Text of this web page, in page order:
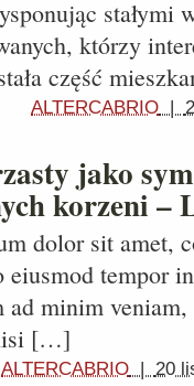
stałymi
którzy
część
ALTERCABRIO |
jako
korzeni –
dolor sit amet,
eiusmod tempor
minim
[…]
ALTERCABRIO | 20